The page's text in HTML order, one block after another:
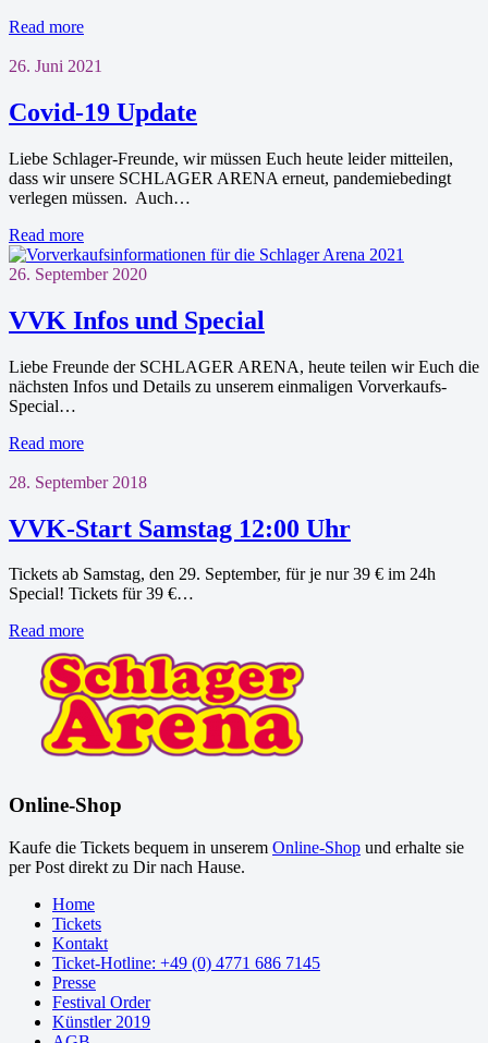
Read more
26. Juni 2021
Covid-19 Update
Liebe Schlager-Freunde, wir müssen Euch heute leider mitteilen,
dass wir unsere SCHLAGER ARENA erneut, pandemiebedingt
verlegen müssen. Auch…
Read more
26. September 2020
VVK Infos und Special
Liebe Freunde der SCHLAGER ARENA, heute teilen wir Euch die
nächsten Infos und Details zu unserem einmaligen Vorverkaufs-
Special…
Read more
28. September 2018
VVK-Start Samstag 12:00 Uhr
Tickets ab Samstag, den 29. September, für je nur 39 € im 24h
Special! Tickets für 39 €…
Read more
Online-Shop
Kaufe die Tickets bequem in unserem Online-Shop und erhalte sie
per Post direkt zu Dir nach Hause.
Home
Tickets
Kontakt
Ticket-Hotline: +49 (0) 4771 686 7145
Presse
Festival Order
Künstler 2019